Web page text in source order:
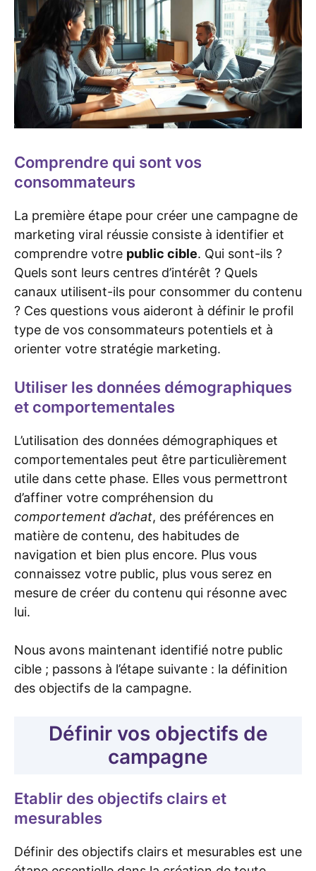
Comprendre qui sont vos
consommateurs
La première étape pour créer une campagne de
marketing viral réussie consiste à identifier et
comprendre votre public cible. Qui sont-ils ?
Quels sont leurs centres d’intérêt ? Quels
canaux utilisent-ils pour consommer du contenu
? Ces questions vous aideront à définir le profil
type de vos consommateurs potentiels et à
orienter votre stratégie marketing.
Utiliser les données démographiques
et comportementales
L’utilisation des données démographiques et
comportementales peut être particulièrement
utile dans cette phase. Elles vous permettront
d’affiner votre compréhension du
comportement d’achat, des préférences en
matière de contenu, des habitudes de
navigation et bien plus encore. Plus vous
connaissez votre public, plus vous serez en
mesure de créer du contenu qui résonne avec
lui.
Nous avons maintenant identifié notre public
cible ; passons à l’étape suivante : la définition
des objectifs de la campagne.
Définir vos objectifs de
campagne
Etablir des objectifs clairs et
mesurables
Définir des objectifs clairs et mesurables est une